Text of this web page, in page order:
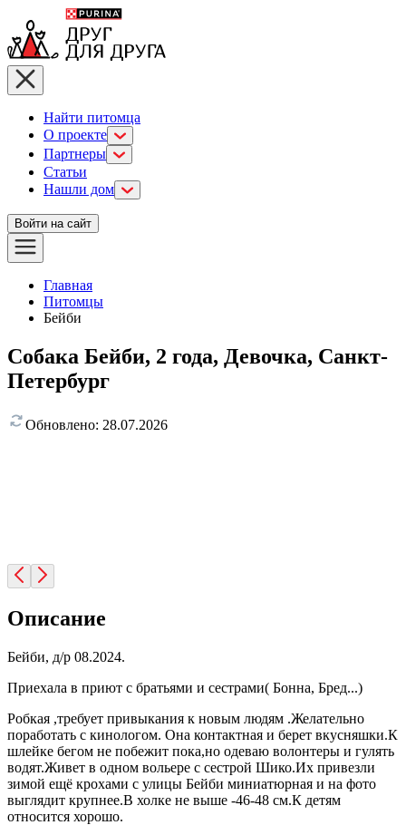
Найти питомца
О проекте
Партнеры
Статьи
Нашли дом
Войти на сайт
Главная
Питомцы
Бейби
Собака Бейби, 2 года, Девочка, Санкт-
Петербург
Обновлено: 28.07.2026
Описание
Бейби, д/р 08.2024.
Приехала в приют с братьями и сестрами( Бонна, Бред...)
Робкая ,требует привыкания к новым людям .Желательно
поработать с кинологом. Она контактная и берет вкусняшки.К
шлейке бегом не побежит пока,но одеваю волонтеры и гулять
водят.Живет в одном вольере с сестрой Шико.Их привезли
зимой ещё крохами с улицы Бейби миниатюрная и на фото
выглядит крупнее.В холке не выше -46-48 см.К детям
относится хорошо.